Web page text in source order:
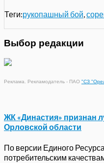
Теги:рукопашный бой
Выбор редакции
Реклама. Рекламодатель - ПАО "СЗ
ЖК «Династия» признан
Орловской области
По версии Единого
потребительским